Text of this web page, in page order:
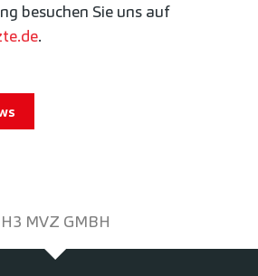
besuchen Sie uns auf
.
H3 MVZ GMBH